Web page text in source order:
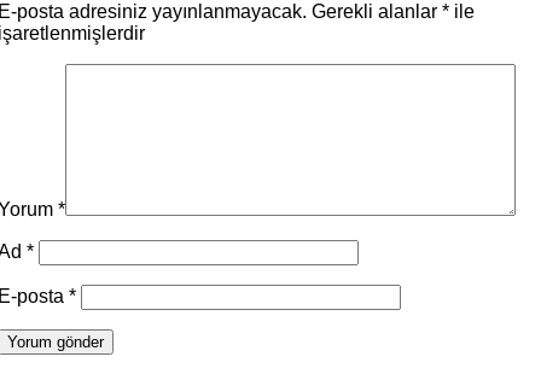
posta adresiniz yayınlanmayacak. Gerekli alanlar * ile
*
*
posta *